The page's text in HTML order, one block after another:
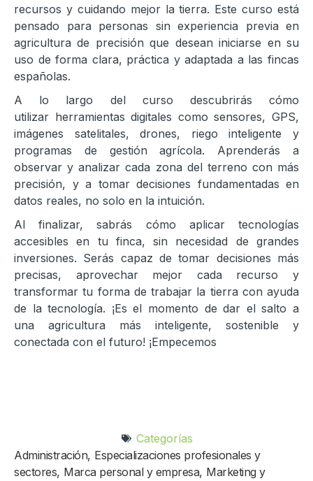
recursos y cuidando mejor la tierra. Este curso está
pensado para personas sin experiencia previa en
agricultura de precisión que desean iniciarse en su
uso de forma clara, práctica y adaptada a las fincas
españolas.
A lo largo del curso descubrirás cómo
utilizar herramientas digitales como sensores, GPS,
imágenes satelitales, drones, riego inteligente y
programas de gestión agrícola. Aprenderás a
observar y analizar cada zona del terreno con más
precisión, y a tomar decisiones fundamentadas en
datos reales, no solo en la intuición.
Al finalizar, sabrás cómo aplicar tecnologías
accesibles en tu finca, sin necesidad de grandes
inversiones. Serás capaz de tomar decisiones más
precisas, aprovechar mejor cada recurso y
transformar tu forma de trabajar la tierra con ayuda
de la tecnología. ¡Es el momento de dar el salto a
una agricultura más inteligente, sostenible y
conectada con el futuro! ¡Empecemos
Categorías
Administración, Especializaciones profesionales y
sectores, Marca personal y empresa, Marketing y